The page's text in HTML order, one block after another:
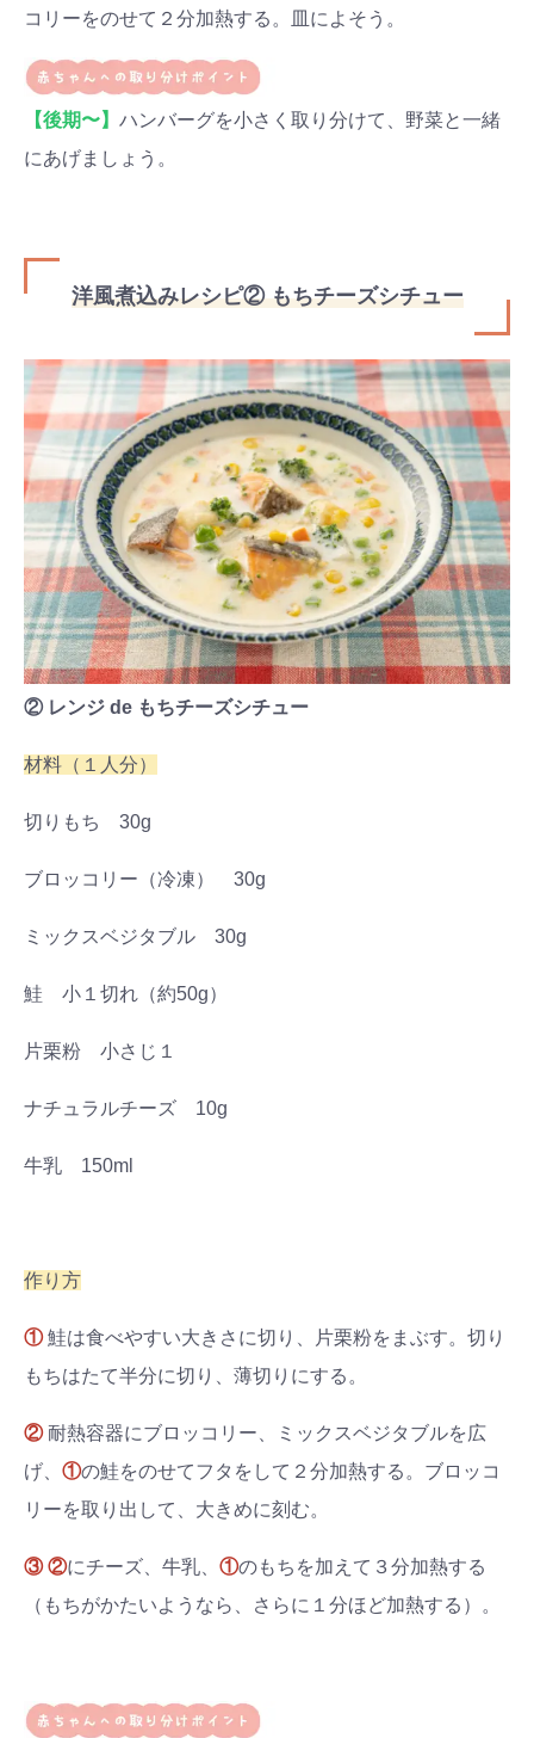
コリーをのせて２分加熱する。皿によそう。
【後期〜】 ハンバーグを小さく取り分けて、野菜と一緒
にあげましょう。
洋風煮込みレシピ② もちチーズシチュー
② レンジ de もちチーズシチュー
材料（１人分）
切りもち 30g
ブロッコリー（冷凍） 30g
ミックスベジタブル 30g
鮭 小１切れ（約50g）
片栗粉 小さじ１
ナチュラルチーズ 10g
牛乳 150ml
作り方
①鮭は食べやすい大きさに切り、片栗粉をまぶす。切り
もちはたて半分に切り、薄切りにする。
②耐熱容器にブロッコリー、ミックスベジタブルを広
げ、 ①の鮭をのせてフタをして２分加熱する。ブロッコ
リーを取り出して、大きめに刻む。
③ ②にチーズ、牛乳、 ①のもちを加えて３分加熱する
（もちがかたいようなら、さらに１分ほど加熱する）。